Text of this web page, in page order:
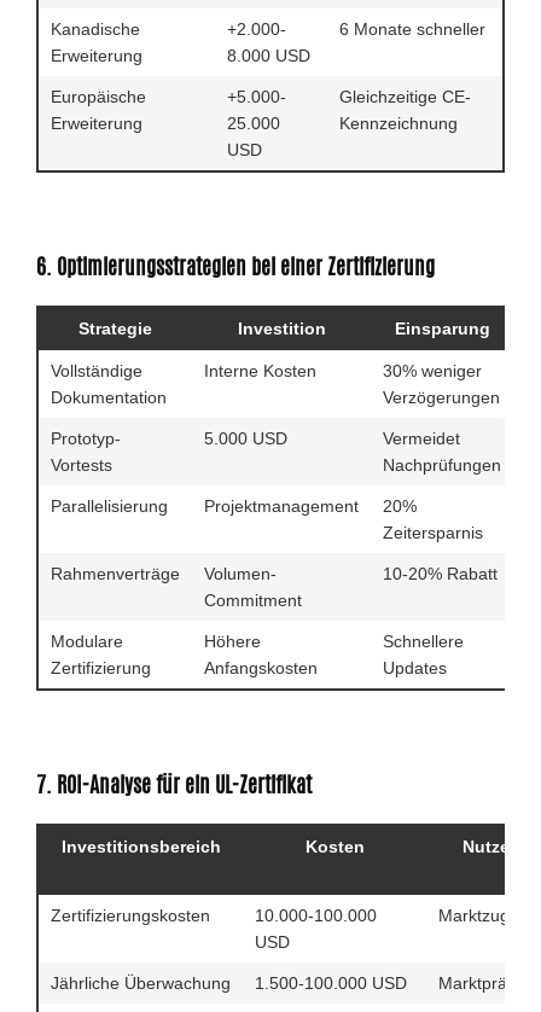
Kanadische
Erweiterung
+2.000-
8.000 USD
6 Monate schneller
Europäische
Erweiterung
+5.000-
25.000
USD
Gleichzeitige CE-
Kennzeichnung
6. Optimierungsstrategien bei einer Zertifizierung
Strategie Investition Einsparung
Vollständige
Dokumentation
Interne Kosten
30% weniger
Verzögerungen
Prototyp-
Vortests
5.000 USD
Vermeidet
Nachprüfungen
Parallelisierung Projektmanagement
20%
Zeitersparnis
Rahmenverträge
Volumen-
Commitment
10-20% Rabatt
Modulare
Zertifizierung
Höhere
Anfangskosten
Schnellere
Updates
7. ROI-Analyse für ein UL-Zertifikat
Investitionsbereich Kosten Nutzen
Zertifizierungskosten
10.000-100.000
USD
Marktzugang
Jährliche Überwachung 1.500-100.000 USD